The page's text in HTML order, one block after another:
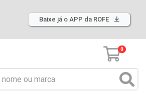
Baixe já o APP da ROFE
0